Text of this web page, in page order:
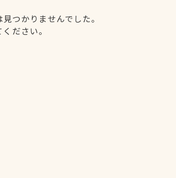
つかりませんでした。
ださい。